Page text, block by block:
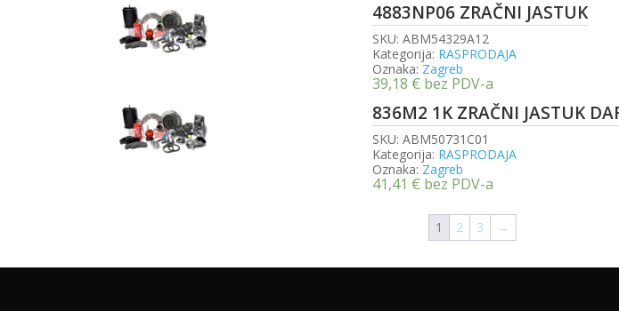
4883NP06 ZRAČNI JASTUK
SKU: ABM54329A12
Kategorija: RASPRODAJA
Oznaka: Zagreb
39,18 € bez PDV-a
836M2 1K ZRAČNI JASTUK
SKU: ABM50731C01
Kategorija: RASPRODAJA
Oznaka: Zagreb
41,41 € bez PDV-a
1 2 3 →